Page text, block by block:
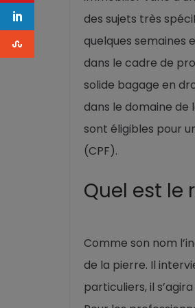
des sujets très
quelques
dans le cadre de
solide bagage en
dans le domaine de
sont éligibles pour
(CPF).
Quel est le
Comme son nom
de la pierre. Il
particuliers, il